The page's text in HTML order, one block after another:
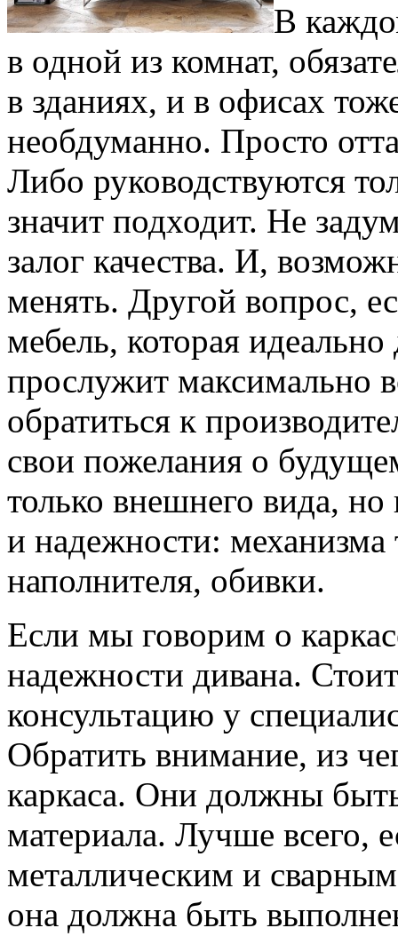
В
в одной из комнат,
в зданиях, и в офисах
необдуманно. Просто
Либо руководствуются
значит подходит. Не
залог качества. И,
менять. Другой вопрос,
мебель, которая
прослужит максимально
обратиться к
свои пожелания о
только внешнего вида, но
и надежности: механизма
наполнителя, обивки.
Если мы говорим о
надежности дивана.
консультацию у
Обратить внимание, из
каркаса. Они должны
материала. Лучше всего,
металлическим и
она должна быть